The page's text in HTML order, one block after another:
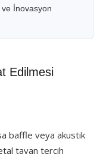
ve İnovasyon
Edilmesi
baffle veya akustik
tavan tercih